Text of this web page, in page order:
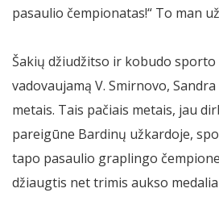
pasaulio čempionatas!“ To man
Šakių džiudžitso ir kobudo sporto
vadovaujamą V. Smirnovo,
metais. Tais pačiais metais, jau
pareigūne Bardinų užkardoje,
tapo pasaulio graplingo
džiaugtis net trimis aukso